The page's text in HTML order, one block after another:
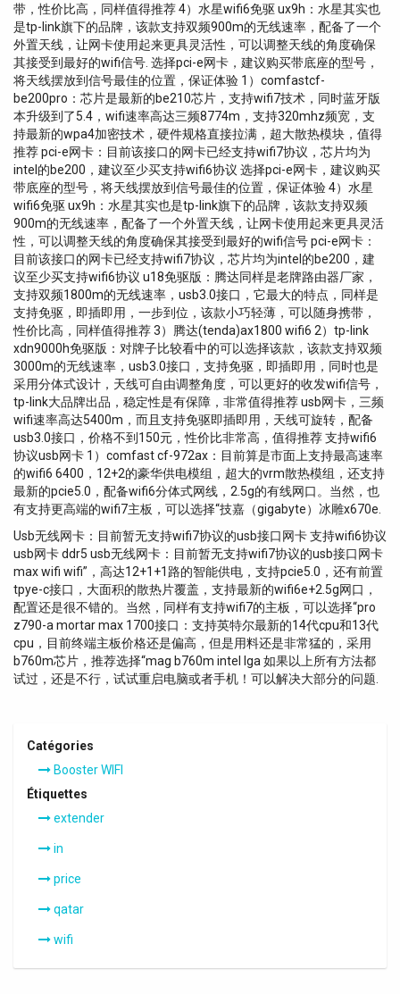
带，性价比高，同样值得推荐 4）水星wifi6免驱 ux9h：水星其实也
是tp-link旗下的品牌，该款支持双频900m的无线速率，配备了一个
外置天线，让网卡使用起来更具灵活性，可以调整天线的角度确保
其接受到最好的wifi信号. 选择pci-e网卡，建议购买带底座的型号，
将天线摆放到信号最佳的位置，保证体验 1）comfastcf-
be200pro：芯片是最新的be210芯片，支持wifi7技术，同时蓝牙版
本升级到了5.4，wifi速率高达三频8774m，支持320mhz频宽，支
持最新的wpa4加密技术，硬件规格直接拉满，超大散热模块，值得
推荐 pci-e网卡：目前该接口的网卡已经支持wifi7协议，芯片均为
intel的be200，建议至少买支持wifi6协议 选择pci-e网卡，建议购买
带底座的型号，将天线摆放到信号最佳的位置，保证体验 4）水星
wifi6免驱 ux9h：水星其实也是tp-link旗下的品牌，该款支持双频
900m的无线速率，配备了一个外置天线，让网卡使用起来更具灵活
性，可以调整天线的角度确保其接受到最好的wifi信号 pci-e网卡：
目前该接口的网卡已经支持wifi7协议，芯片均为intel的be200，建
议至少买支持wifi6协议 u18免驱版：腾达同样是老牌路由器厂家，
支持双频1800m的无线速率，usb3.0接口，它最大的特点，同样是
支持免驱，即插即用，一步到位，该款小巧轻薄，可以随身携带，
性价比高，同样值得推荐 3）腾达(tenda)ax1800 wifi6 2）tp-link
xdn9000h免驱版：对牌子比较看中的可以选择该款，该款支持双频
3000m的无线速率，usb3.0接口，支持免驱，即插即用，同时也是
采用分体式设计，天线可自由调整角度，可以更好的收发wifi信号，
tp-link大品牌出品，稳定性是有保障，非常值得推荐 usb网卡，三频
wifi速率高达5400m，而且支持免驱即插即用，天线可旋转，配备
usb3.0接口，价格不到150元，性价比非常高，值得推荐 支持wifi6
协议usb网卡 1）comfast cf-972ax：目前算是市面上支持最高速率
的wifi6 6400，12+2的豪华供电模组，超大的vrm散热模组，还支持
最新的pcie5.0，配备wifi6分体式网线，2.5g的有线网口。当然，也
有支持更高端的wifi7主板，可以选择“技嘉（gigabyte）冰雕x670e.
Usb无线网卡：目前暂无支持wifi7协议的usb接口网卡 支持wifi6协议
usb网卡 ddr5 usb无线网卡：目前暂无支持wifi7协议的usb接口网卡
max wifi wifi”，高达12+1+1路的智能供电，支持pcie5.0，还有前置
tpye-c接口，大面积的散热片覆盖，支持最新的wifi6e+2.5g网口，
配置还是很不错的。当然，同样有支持wifi7的主板，可以选择“pro
z790-a mortar max 1700接口：支持英特尔最新的14代cpu和13代
cpu，目前终端主板价格还是偏高，但是用料还是非常猛的，采用
b760m芯片，推荐选择“mag b760m intel lga 如果以上所有方法都
试过，还是不行，试试重启电脑或者手机！可以解决大部分的问题.
Catégories
Booster WIFI
Étiquettes
extender
in
price
qatar
wifi